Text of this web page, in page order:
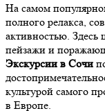
На самом
полного релакса,
активностью. Здесь
пейзажи и
Экскурсии в Сочи
культурой самого
в Европе.